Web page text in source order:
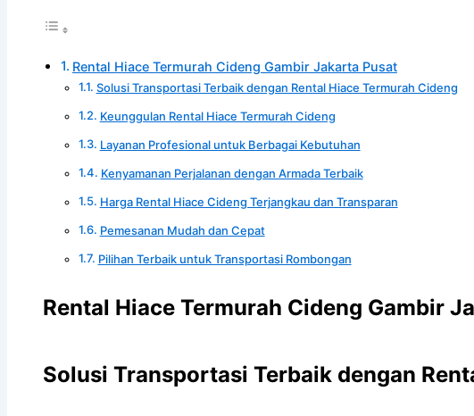
Rental Hiace Termurah Cideng Gambir Jakarta Pusat
Solusi Transportasi Terbaik dengan Rental Hiace Termurah Cideng
Keunggulan Rental Hiace Termurah Cideng
Layanan Profesional untuk Berbagai Kebutuhan
Kenyamanan Perjalanan dengan Armada Terbaik
Harga Rental Hiace Cideng Terjangkau dan Transparan
Pemesanan Mudah dan Cepat
Pilihan Terbaik untuk Transportasi Rombongan
Rental Hiace Termurah Cideng Gambir
Solusi Transportasi Terbaik dengan